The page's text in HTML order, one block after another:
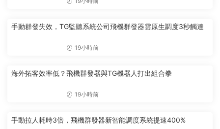
手動群發失效，TG監聽系統公司飛機群發器雲原生調度3秒觸達
19小時前
海外拓客效率低？飛機群發器與TG機器人打出組合拳
19小時前
手動拉人耗時3倍，飛機群發器新智能調度系統提速400%